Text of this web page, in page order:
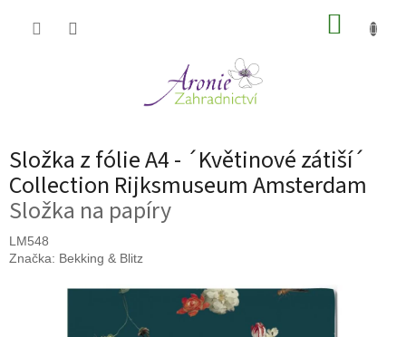
Složka z fólie A4 - ´Květinové zátiší´
Collection Rijksmuseum Amsterdam
Složka na papíry
LM548
Značka: Bekking & Blitz